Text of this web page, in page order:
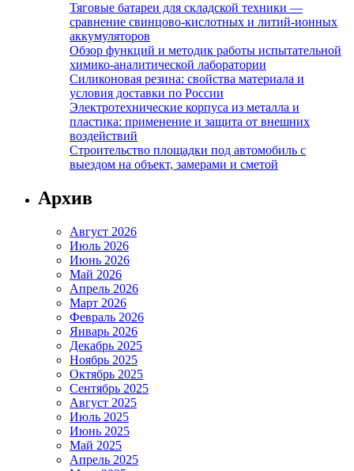
Тяговые батареи для складской техники —
сравнение свинцово-кислотных и литий-ионных
аккумуляторов
Обзор функций и методик работы испытательной
химико-аналитической лаборатории
Силиконовая резина: свойства материала и
условия доставки по России
Электротехнические корпуса из металла и
пластика: применение и защита от внешних
воздействий
Строительство площадки под автомобиль с
выездом на объект, замерами и сметой
Архив
Август 2026
Июль 2026
Июнь 2026
Май 2026
Апрель 2026
Март 2026
Февраль 2026
Январь 2026
Декабрь 2025
Ноябрь 2025
Октябрь 2025
Сентябрь 2025
Август 2025
Июль 2025
Июнь 2025
Май 2025
Апрель 2025